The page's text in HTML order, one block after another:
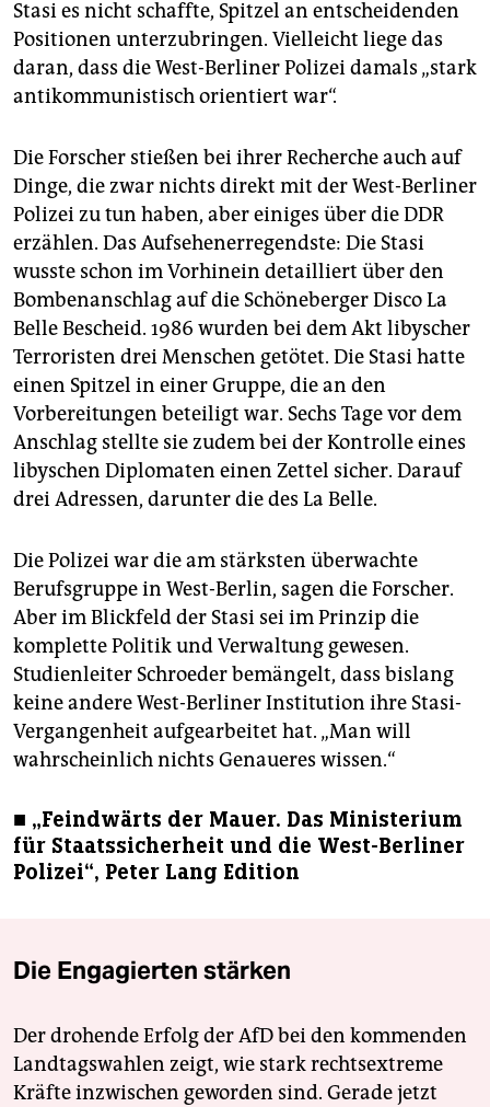
Stasi es nicht schaffte, Spitzel an entscheidenden
Positionen unterzubringen. Vielleicht liege das
daran, dass die West-Berliner Polizei damals „stark
antikommunistisch orientiert war“.
Die Forscher stießen bei ihrer Recherche auch auf
Dinge, die zwar nichts direkt mit der West-Berliner
Polizei zu tun haben, aber einiges über die DDR
erzählen. Das Aufsehenerregendste: Die Stasi
wusste schon im Vorhinein detailliert über den
Bombenanschlag auf die Schöneberger Disco La
Belle Bescheid. 1986 wurden bei dem Akt libyscher
Terroristen drei Menschen getötet. Die Stasi hatte
einen Spitzel in einer Gruppe, die an den
Vorbereitungen beteiligt war. Sechs Tage vor dem
Anschlag stellte sie zudem bei der Kontrolle eines
libyschen Diplomaten einen Zettel sicher. Darauf
drei Adressen, darunter die des La Belle.
Die Polizei war die am stärksten überwachte
Berufsgruppe in West-Berlin, sagen die Forscher.
Aber im Blickfeld der Stasi sei im Prinzip die
komplette Politik und Verwaltung gewesen.
Studienleiter Schroeder bemängelt, dass bislang
keine andere West-Berliner Institution ihre Stasi-
Vergangenheit aufgearbeitet hat. „Man will
wahrscheinlich nichts Genaueres wissen.“
■ „Feindwärts der Mauer. Das Ministerium
für Staatssicherheit und die West-Berliner
Polizei“, Peter Lang Edition
Die Engagierten stärken
Der drohende Erfolg der AfD bei den kommenden
Landtagswahlen zeigt, wie stark rechtsextreme
Kräfte inzwischen geworden sind. Gerade jetzt